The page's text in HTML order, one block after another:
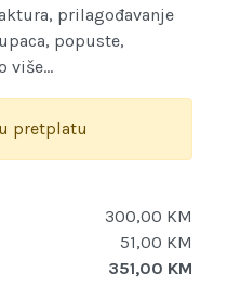
prilagođavanje
popuste,
više...
pretplatu
300,00 KM
51,00 KM
351,00 KM